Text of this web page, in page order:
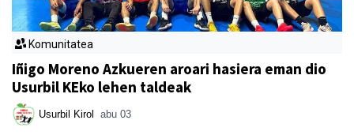
Komunitatea
Iñigo Moreno Azkueren aroari hasiera eman dio
Usurbil KEko lehen taldeak
Usurbil Kirol abu 03